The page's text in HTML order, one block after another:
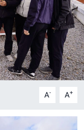
A- A+